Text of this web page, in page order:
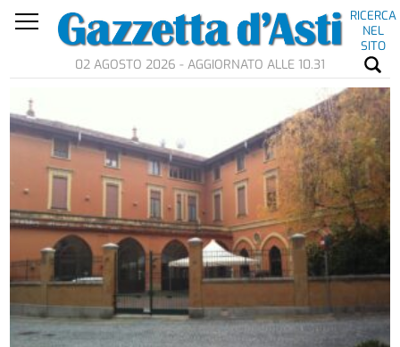
RICERCA
NEL
SITO
02 AGOSTO 2026 - AGGIORNATO ALLE 10.31